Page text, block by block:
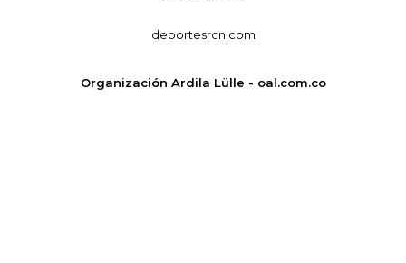
deportesrcn.com
Organización Ardila Lülle - oal.com.co